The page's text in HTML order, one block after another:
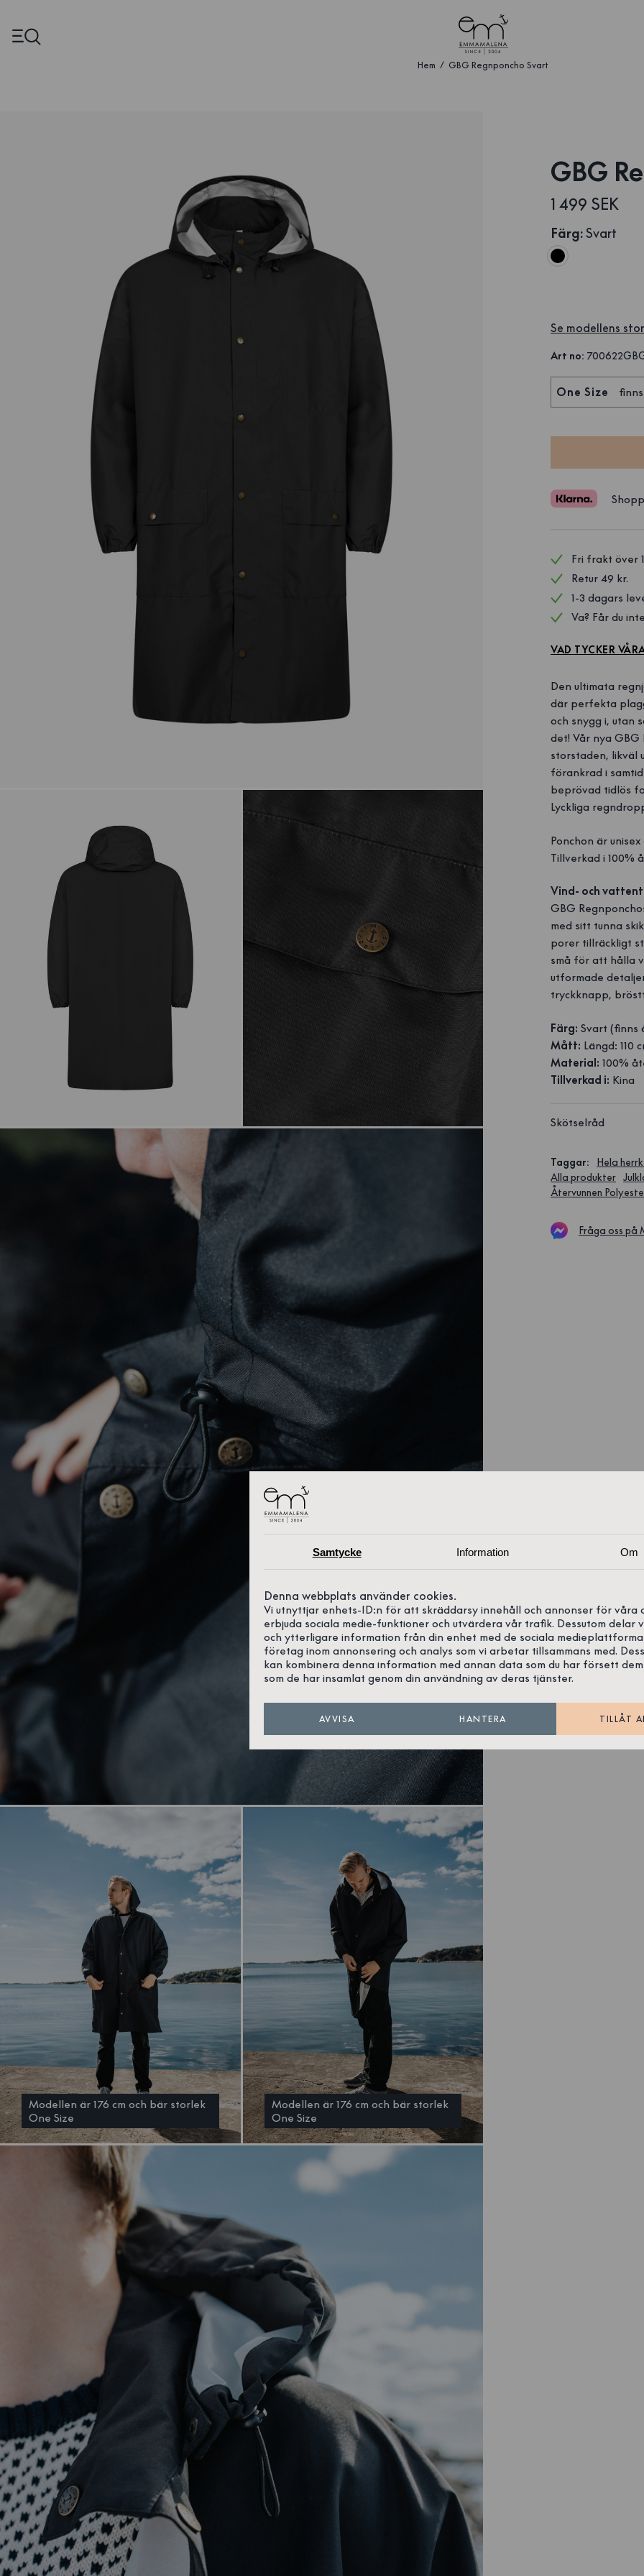
Hem GBG Regnponcho Svart
Modellen är 176 cm och bär storlek
One Size
Modellen är 176 cm och bär storlek
One Size
GBG
1 499 SEK
Färg:Svart
Se modellens
Art no:
One Size
Fri frakt över
Retur 49 kr.
1-3 dagars
Va? Får du
VAD TYCKER
Den ultimata
där perfekta
och snygg i, utan
det! Vår nya
storstaden, likväl
förankrad i
beprövad tidlös
Lyckliga
Ponchon är
Tillverkad i 100%
Vind- och
GBG
med sitt tunna
porer tillräckligt
små för att hålla
utformade
tryckknapp,
Färg: Svart (finns
Mått: Längd: 110
Material: 100%
Tillverkad i: Kina
Skötselråd
Taggar: Hela
Alla produkter
Återvunnen
Fråga oss på
Samtycke Information Om
Denna webbplats använder cookies.
Vi utnyttjar enhets-ID:n för att skräddarsy innehåll och annonser för våra
erbjuda sociala medie-funktioner och utvärdera vår trafik. Dessutom delar
och ytterligare information från din enhet med de sociala
företag inom annonsering och analys som vi arbetar tillsammans med.
kan kombinera denna information med annan data som du har försett
som de har insamlat genom din användning av deras tjänster.
AVVISA HANTERA TILLÅT